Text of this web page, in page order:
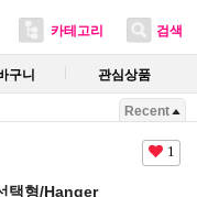
카테고리 검색
구니 관심상품
Recent
1
택형/Hanger